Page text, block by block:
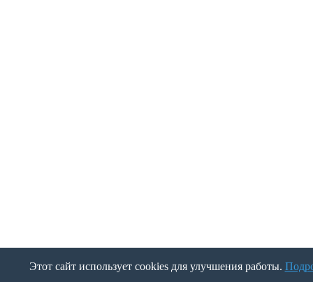
Этот сайт использует cookies для улучшения работы.